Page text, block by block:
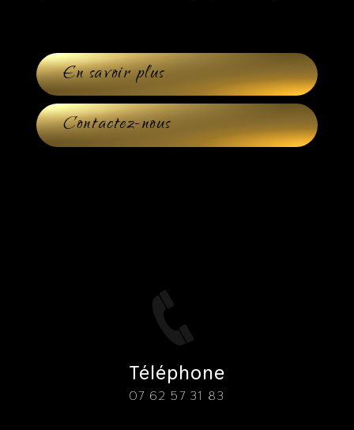
En savoir plus
Contactez-nous
Téléphone
07 62 57 31 83